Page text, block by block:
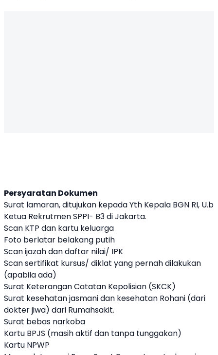
Persyaratan Dokumen
Surat lamaran, ditujukan kepada Yth Kepala BGN RI, U.b
Ketua Rekrutmen SPPI- B3 di Jakarta.
Scan KTP dan kartu keluarga
Foto berlatar belakang putih
Scan ijazah dan daftar nilai/ IPK
Scan sertifikat kursus/ diklat yang pernah dilakukan
(apabila ada)
Surat Keterangan Catatan Kepolisian (SKCK)
Surat kesehatan jasmani dan kesehatan Rohani (dari
dokter jiwa) dari Rumahsakit.
Surat bebas narkoba
Kartu BPJS (masih aktif dan tanpa tunggakan)
Kartu NPWP